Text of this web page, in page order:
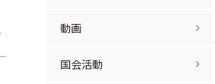
動画
国会活動